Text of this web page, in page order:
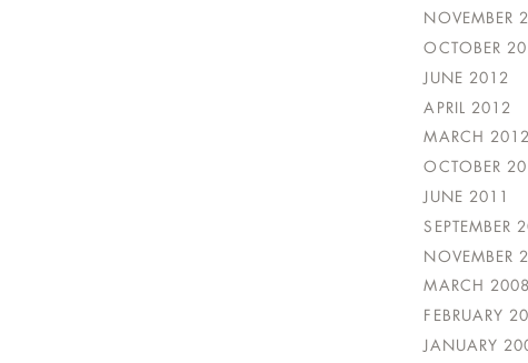
NOVEMBER
OCTOBER
JUNE 2012
APRIL 2012
MARCH 2012
OCTOBER
JUNE 2011
SEPTEMBER
NOVEMBER
MARCH 2008
FEBRUARY
JANUARY